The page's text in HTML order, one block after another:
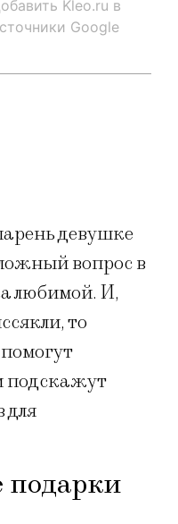
Kleo.ru в
Google
девушке
вопрос в
любимой. И,
то
подскажут
для